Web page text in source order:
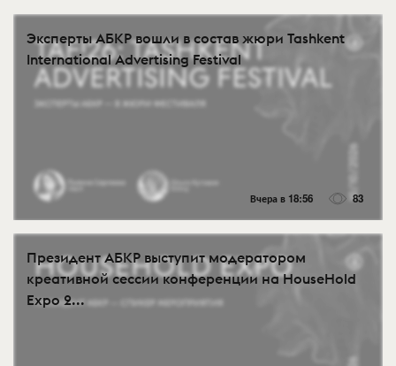
Эксперты АБКР вошли в состав жюри Tashkent
International Advertising Festival
Вчера в 18:56 83
Президент АБКР выступит модератором
креативной сессии конференции на HouseHold
Expo 2...